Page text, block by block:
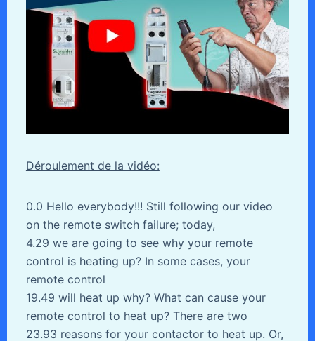
Déroulement de la vidéo:
0.0 Hello everybody!!! Still following our video
on the remote switch failure; today,
4.29 we are going to see why your remote
control is heating up? In some cases, your
remote control
19.49 will heat up why? What can cause your
remote control to heat up? There are two
23.93 reasons for your contactor to heat up. Or,